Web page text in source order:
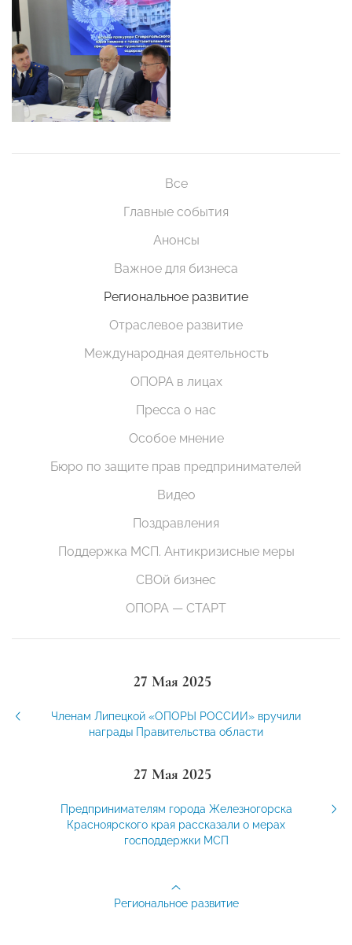
Все
Главные события
Анонсы
Важное для бизнеса
Региональное развитие
Отраслевое развитие
Международная деятельность
ОПОРА в лицах
Пресса о нас
Особое мнение
Бюро по защите прав предпринимателей
Видео
Поздравления
Поддержка МСП. Антикризисные меры
СВОй бизнес
ОПОРА — СТАРТ
27 Мая 2025
Членам Липецкой «ОПОРЫ РОССИИ» вручили
награды Правительства области
27 Мая 2025
Предпринимателям города Железногорска
Красноярского края рассказали о мерах
господдержки МСП
Региональное развитие